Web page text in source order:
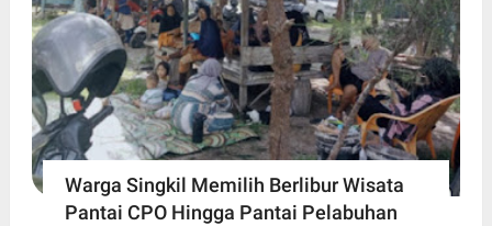
Warga Singkil Memilih Berlibur Wisata
Pantai CPO Hingga Pantai Pelabuhan